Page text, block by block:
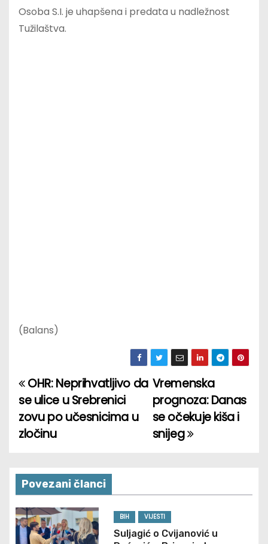
Osoba S.I. je uhapšena i predata u nadležnost
Tužilaštva.
(Balans)
P
o
s
n
a
v
Vremenska
prognoza: Danas
se očekuje kiša i
snijeg
OHR: Neprihvatljivo da
se ulice u Srebrenici
zovu po učesnicima u
zločinu
Povezani članci
BIH VIJESTI
Suljagić o Cvijanović u